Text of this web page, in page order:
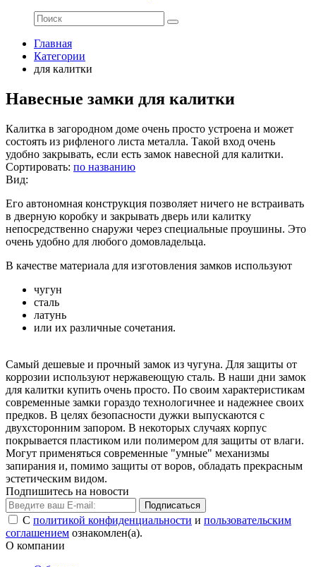
Главная
Категории
для калитки
Навесные замки для калитки
Калитка в загородном доме очень просто устроена и может
состоять из рифленого листа металла. Такой вход очень
удобно закрывать, если есть замок навесной для калитки.
Сортировать: по названию
Вид:
Его автономная конструкция позволяет ничего не встраивать
в дверную коробку и закрывать дверь или калитку
непосредственно снаружи через специальные проушины. Это
очень удобно для любого домовладельца.
В качестве материала для изготовления замков используют
чугун
сталь
латунь
или их различные сочетания.
Самый дешевые и прочный замок из чугуна. Для защиты от
коррозии используют нержавеющую сталь. В наши дни замок
для калитки купить очень просто. По своим характеристикам
современные замки гораздо технологичнее и надежнее своих
предков. В целях безопасности дужки выпускаются с
двухсторонним запором. В некоторых случаях корпус
покрывается пластиком или полимером для защиты от влаги.
Могут применяться современные "умные" механизмы
запирания и, помимо защиты от воров, обладать прекрасным
эстетическим видом.
Подпишитесь на новости
Подписаться
С политикой конфиденциальности и пользовательским
соглашением ознакомлен(а).
О компании